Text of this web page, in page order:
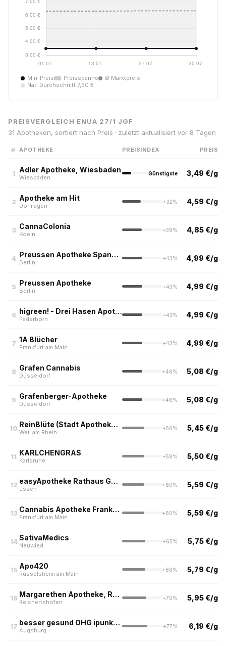
Min-Preis Preisspanne
Ø Marktpreis
Nat. Durchschnitt 7,50 €
PREISVERGLEICH ENUA 27/1 JGF
31 Apotheken, sortiert nach Preis · zuletzt aktualisiert vor 8 Tagen
# APOTHEKE PREISINDEX PREIS
1 Adler Apotheke, Wiesbaden
Wiesbaden
Günstigste 3,49 €/g
2 Apotheke am Hit
Dormagen
+32% 4,59 €/g
3 CannaColonia
Koeln
+39% 4,85 €/g
4 Preussen Apotheke Spandau
Berlin
+43% 4,99 €/g
5 Preussen Apotheke
Berlin
+43% 4,99 €/g
6 higreen! - Drei Hasen Apotheke
Paderborn
+43% 4,99 €/g
7 1A Blücher
Frankfurt am Main
+43% 4,99 €/g
8 Grafen Cannabis
Düsseldorf
+46% 5,08 €/g
9 Grafenberger-Apotheke
Düsseldorf
+46% 5,08 €/g
10 ReinBlüte (Stadt Apotheke, Weil am Rhein)
Weil am Rhein
+56% 5,45 €/g
11 KARLCHENGRAS
Karlsruhe
+58% 5,50 €/g
12 easyApotheke Rathaus Galerie, Essen
Essen
+60% 5,59 €/g
13 Cannabis Apotheke Frankfurt
Frankfurt am Main
+60% 5,59 €/g
14 SativaMedics
Neuwied
+65% 5,75 €/g
15 Apo420
Rüsselsheim am Main
+66% 5,79 €/g
16 Margarethen Apotheke, Reichertshofen
Reichertshofen
+70% 5,95 €/g
17 besser gesund OHG ipunkt Apotheke
Augsburg
+77% 6,19 €/g